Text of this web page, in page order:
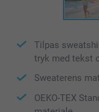
Tilpas
tryk med tekst
Sweaterens
OEKO-TEX